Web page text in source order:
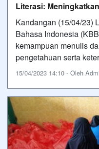
Literasi:
Kandangan (15/04/23)
Bahasa Indonesia
kemampuan menulis
pengetahuan serta
15/04/2023 14:10 - Oleh